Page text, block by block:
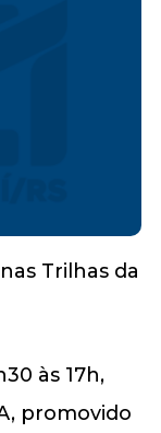
às 17h,
promovido